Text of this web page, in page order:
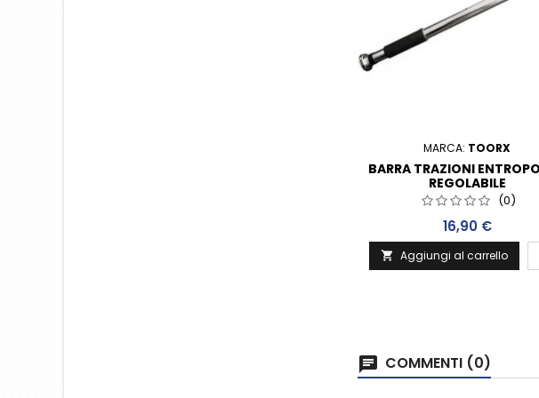
MARCA: TOORX
BARRA TRAZIONI
REGOLABILE
(0)
Prezzo
16,90 €
 Aggiungi al carrello
COMMENTI (0)